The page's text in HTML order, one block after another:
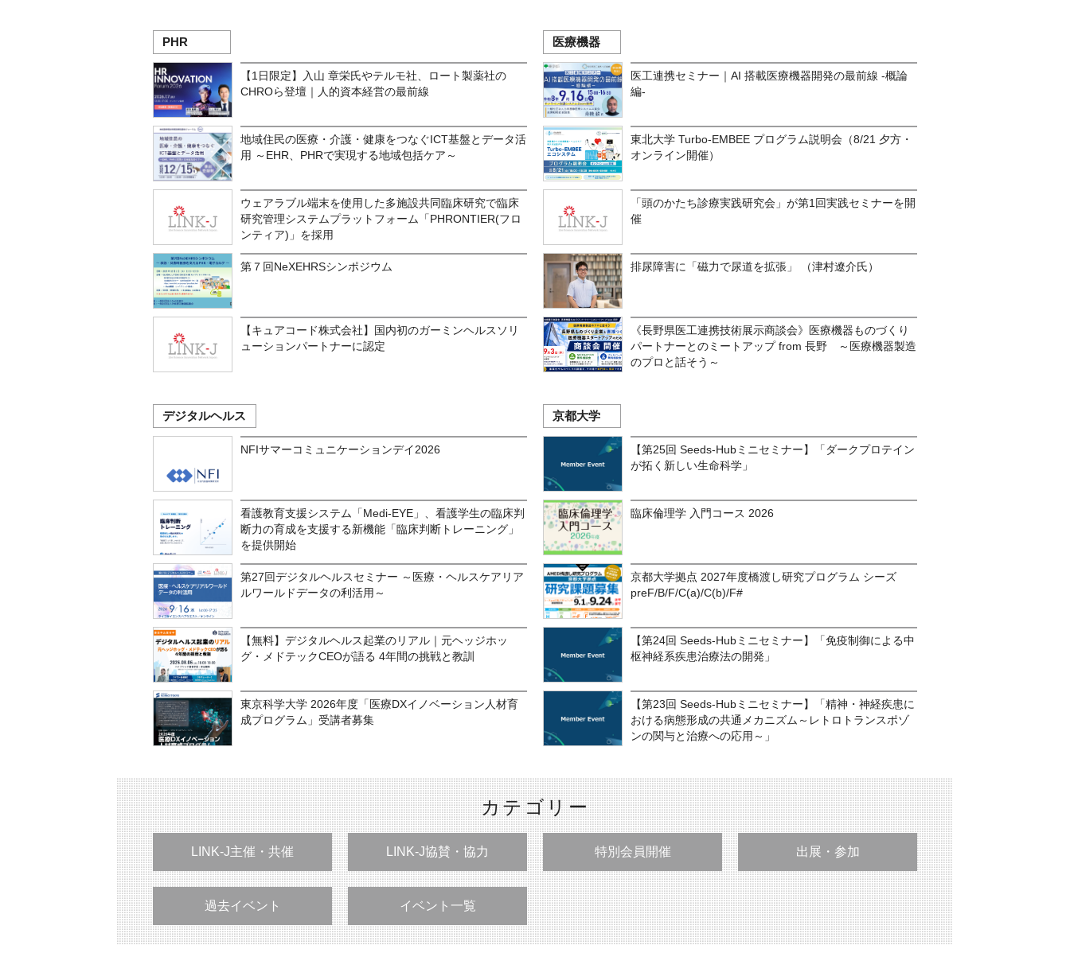
PHR
【1日限定】入山 章栄氏やテルモ社、ロート製薬社の
CHROら登壇｜人的資本経営の最前線
地域住民の医療・介護・健康をつなぐICT基盤とデータ活
用 ～EHR、PHRで実現する地域包括ケア～
ウェアラブル端末を使用した多施設共同臨床研究で臨床
研究管理システムプラットフォーム「PHRONTIER(フロ
ンティア)」を採用
第７回NeXEHRSシンポジウム
【キュアコード株式会社】国内初のガーミンヘルスソリ
ューションパートナーに認定
医療機器
医工連携セミナー｜AI 搭載医療機器開発の最前線 -概論
編-
東北大学 Turbo-EMBEE プログラム説明会（8/21 夕方・
オンライン開催）
「頭のかたち診療実践研究会」が第1回実践セミナーを開
催
排尿障害に「磁力で尿道を拡張」 （津村遼介氏）
《長野県医工連携技術展示商談会》医療機器ものづくり
パートナーとのミートアップ from 長野 ～医療機器製造
のプロと話そう～
デジタルヘルス
NFIサマーコミュニケーションデイ2026
看護教育支援システム「Medi-EYE」、看護学生の臨床判
断力の育成を支援する新機能「臨床判断トレーニング」
を提供開始
第27回デジタルヘルスセミナー ～医療・ヘルスケアリア
ルワールドデータの利活用～
【無料】デジタルヘルス起業のリアル｜元ヘッジホッ
グ・メドテックCEOが語る 4年間の挑戦と教訓
東京科学大学 2026年度「医療DXイノベーション人材育
成プログラム」受講者募集
京都大学
【第25回 Seeds-Hubミニセミナー】「ダークプロテイン
が拓く新しい生命科学」
臨床倫理学 入門コース 2026
京都大学拠点 2027年度橋渡し研究プログラム シーズ
preF/B/F/C(a)/C(b)/F#
【第24回 Seeds-Hubミニセミナー】「免疫制御による中
枢神経系疾患治療法の開発」
【第23回 Seeds-Hubミニセミナー】「精神・神経疾患に
おける病態形成の共通メカニズム～レトロトランスポゾ
ンの関与と治療への応用～」
カテゴリー
LINK-J主催・共催 LINK-J協賛・協力 特別会員開催 出展・参加
過去イベント イベント一覧